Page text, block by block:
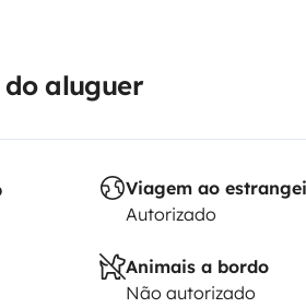
do aluguer
Viagem ao
Autorizado
Animais a bordo
Não autorizado